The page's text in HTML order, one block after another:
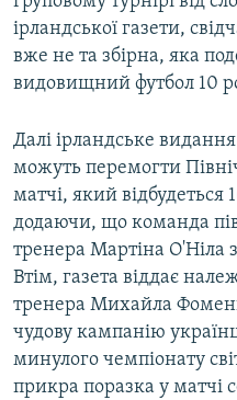
ірландської газети,
вже не та збірна, яка
видовищний футбол 10
Далі ірландське
можуть перемогти
матчі, який відбудеться
додаючи, що команда
тренера Мартіна О'Ніла
Втім, газета віддає
тренера Михайла
чудову кампанію
минулого чемпіонату
прикра поразка у матчі